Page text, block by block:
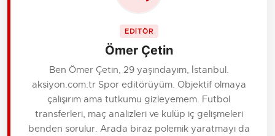
EDİTÖR
Ömer Çetin
Ben Ömer Çetin, 29 yaşındayım, İstanbul.
aksiyon.com.tr Spor editörüyüm. Objektif olmaya
çalışırım ama tutkumu gizleyemem. Futbol
transferleri, maç analizleri ve kulüp iç gelişmeleri
benden sorulur. Arada biraz polemik yaratmayı da